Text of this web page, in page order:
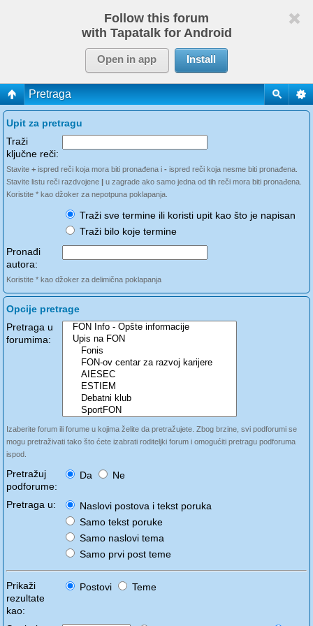
Follow this forum
with Tapatalk for Android
Open in app Install
Pretraga
Upit za pretragu
Traži
ključne reči:
Stavite + ispred reči koja mora biti pronađena i - ispred reči koja nesme biti pronađena.
Stavite listu reči razdvojene | u zagrade ako samo jedna od tih reči mora biti pronađena.
Koristite * kao džoker za nepotpuna poklapanja.
Traži sve termine ili koristi upit kao što je napisan
Traži bilo koje termine
Pronađi
autora:
Koristite * kao džoker za delimična poklapanja
Opcije pretrage
Pretraga u
forumima:
Izaberite forum ili forume u kojima želite da pretražujete. Zbog brzine, svi podforumi se
mogu pretraživati tako što ćete izabrati roditeljki forum i omogućiti pretragu podforuma
ispod.
Pretražuj
podforume:
Da Ne
Pretraga u:
Naslovi postova i tekst poruka
Samo tekst poruke
Samo naslovi tema
Samo prvi post teme
Prikaži
rezultate
kao:
Postovi Teme